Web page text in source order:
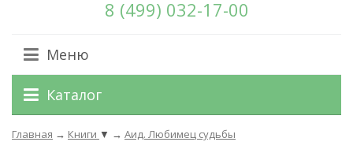
8 (499) 032-17-00
Меню
Каталог
Главная → Книги ▼ → Аид. Любимец судьбы